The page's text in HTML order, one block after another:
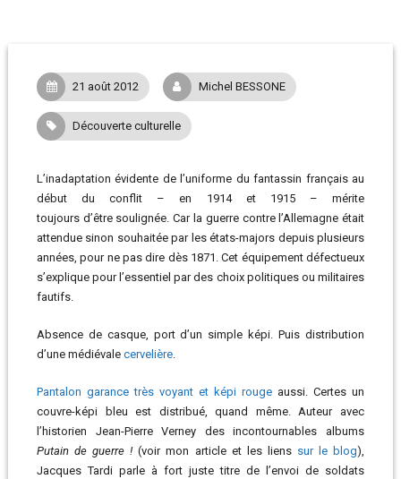
21 août 2012 Michel BESSONE
Découverte culturelle
L’inadaptation évidente de l’uniforme du fantassin français au
début du conflit – en 1914 et 1915 – mérite
toujours d’être soulignée. Car la guerre contre l’Allemagne était
attendue sinon souhaitée par les états-majors depuis plusieurs
années, pour ne pas dire dès 1871. Cet équipement défectueux
s’explique pour l’essentiel par des choix politiques ou militaires
fautifs.
Absence de casque, port d’un simple képi. Puis distribution
d’une médiévale cervelière.
Pantalon garance très voyant et képi rouge aussi. Certes un
couvre-képi bleu est distribué, quand même. Auteur avec
l’historien Jean-Pierre Verney des incontournables albums
Putain de guerre ! (voir mon article et les liens sur le blog),
Jacques Tardi parle à fort juste titre de l’envoi de soldats